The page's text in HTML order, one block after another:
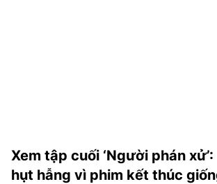
Xem tập cuối ‘Người phán
hụt hẫng vì phim kết thúc